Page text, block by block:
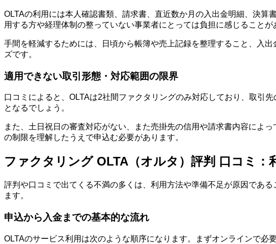
OLTAの利用には本人確認書類、請求書、直近数か月の入出金明細、決
用する方や経理体制の整っていない事業者にとっては負担に感じることが
手間を軽減するためには、日頃から帳簿や売上記録を整理すること、入
ズです。
適用できない取引形態・対応範囲の限界
口コミによると、OLTAは2社間ファクタリングのみ対応しており、取引
となるでしょう。
また、土日祝日の審査対応がない、また売掛先の信用や請求書内容によ
の制限を理解したうえで申込む必要があります。
ファクタリング OLTA（オルタ）評判 口コミ：
評判や口コミで出てくる不満の多くは、利用方法や準備不足が原因であ
ます。
申込から入金までの基本的な流れ
OLTAのサービス利用は次のような順序になります。まずオンラインで